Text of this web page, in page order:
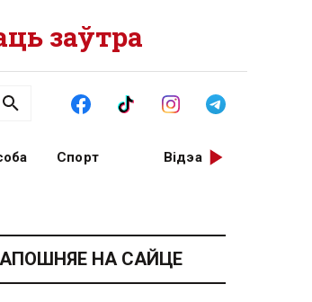
заўтра
Спорт Відэа
АПОШНЯЕ НА САЙЦЕ